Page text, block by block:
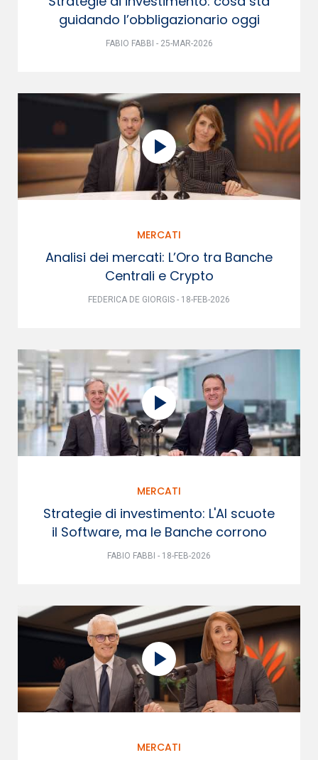
guidando l’obbligazionario oggi
FABIO FABBI - 25-MAR-2026
MERCATI
Analisi dei mercati: L’Oro tra Banche
Centrali e Crypto
FEDERICA DE GIORGIS - 18-FEB-2026
MERCATI
Strategie di investimento: L'AI scuote
il Software, ma le Banche corrono
FABIO FABBI - 18-FEB-2026
MERCATI